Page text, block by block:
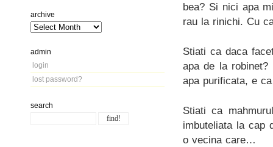
archive
admin
login
lost password?
search
bea? Si nici apa
rau la rinichi. Cu
Stiati ca daca
apa de la
apa purificata, e
Stiati ca
imbuteliata la cap
o vecina care…